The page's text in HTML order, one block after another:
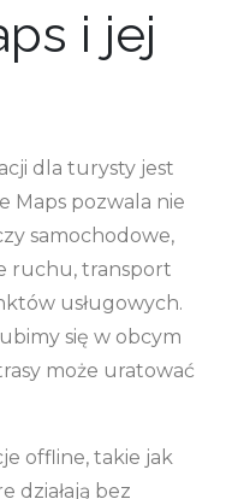
i jej
dla turysty jest
Maps pozwala nie
samochodowe,
ruchu, transport
usługowych.
się w obcym
może uratować
offline, takie jak
działają bez